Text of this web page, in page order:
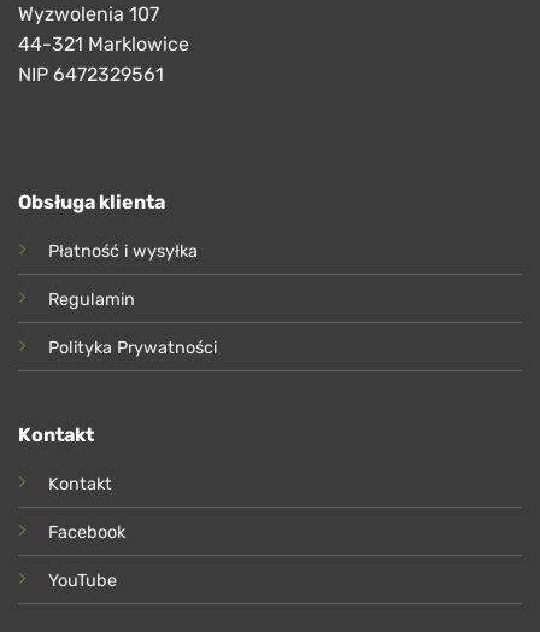
Wyzwolenia 107
44-321 Marklowice
NIP 6472329561
Obsługa klienta
Płatność i wysyłka
Regulamin
Polityka Prywatności
Kontakt
Kontakt
Facebook
YouTube